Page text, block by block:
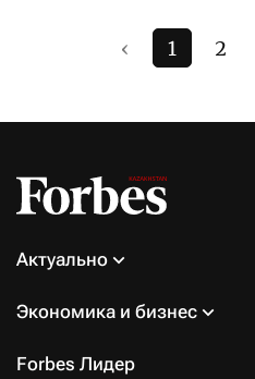
‹ 1 2
Актуально
Экономика и бизнес
Forbes Лидер